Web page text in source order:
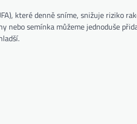
které denně sníme, snižuje riziko
nebo semínka můžeme jednoduše